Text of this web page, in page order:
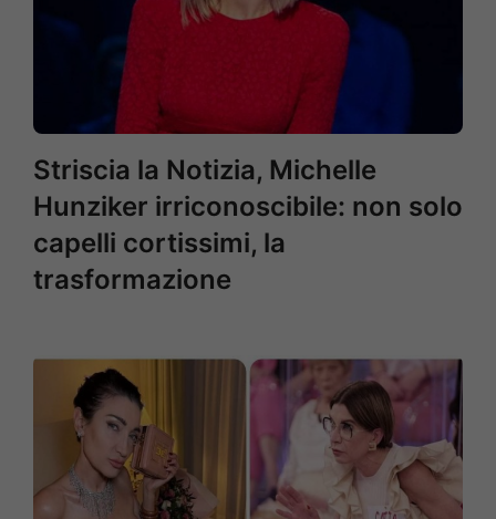
Striscia la Notizia, Michelle
Hunziker irriconoscibile: non solo
capelli cortissimi, la
trasformazione